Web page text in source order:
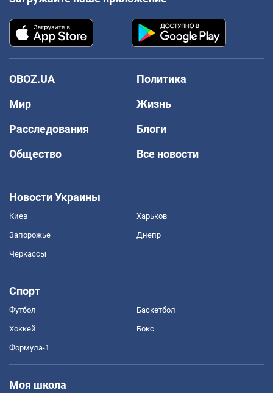
OBOZ.UA
Политика
Мир
Жизнь
Расследования
Блоги
Общество
Все новости
Новости Украины
Киев Харьков
Запорожье Днепр
Черкассы
Спорт
Футбол Баскетбол
Хоккей Бокс
Формула-1
Моя школа